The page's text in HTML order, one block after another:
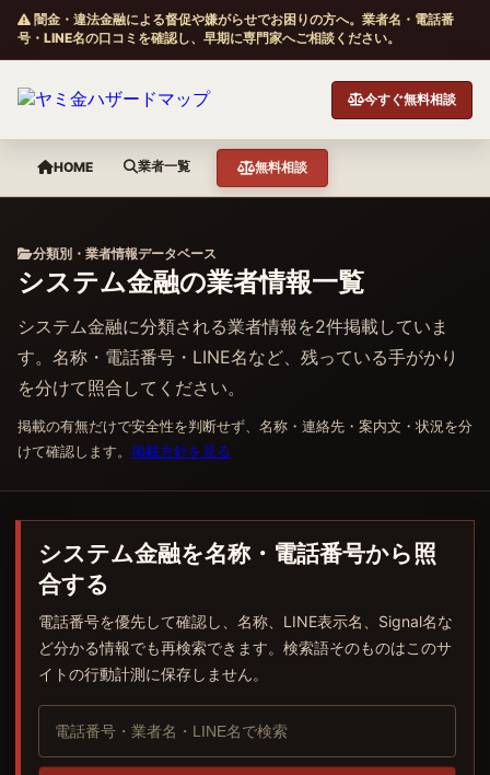
闇金・違法金融による督促や嫌がらせでお困りの方へ。業者名・電話番
号・LINE名の口コミを確認し、早期に専門家へご相談ください。
今すぐ無料相談
HOME 業者一覧 無料相談
分類別・業者情報データベース
システム金融の業者情報一覧
システム金融に分類される業者情報を2件掲載していま
す。名称・電話番号・LINE名など、残っている手がかり
を分けて照合してください。
掲載の有無だけで安全性を判断せず、名称・連絡先・案内文・状況を分
けて確認します。 掲載方針を見る
システム金融を名称・電話番号から照
合する
電話番号を優先して確認し、名称、LINE表示名、Signal名な
ど分かる情報でも再検索できます。検索語そのものはこのサ
イトの行動計測に保存しません。
業
名、